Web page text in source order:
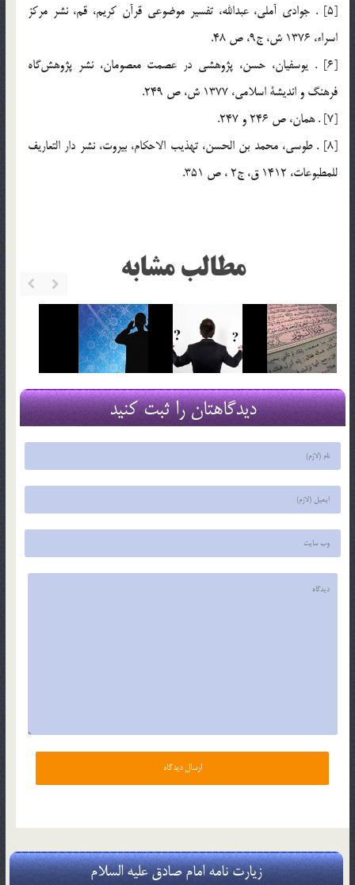
[5] . جوادي آملي، عبدالله، تفسير موضوعي قرآن كريم، قم، نشر مركز
اسراء، 1376 ش، ج9، ص 48.
[6] . يوسفيان، حسن، پژوهشي در عصمت معصومان، نشر پژوهش‌گاه
فرهنگ و انديشة اسلامي، 1377 ش، ص 249.
[7] . همان، ص 246 و 247.
[8] . طوسي، محمد بن الحسن، تهذيب الاحكام، بيروت، نشر دار التعاريف
للمطبوعات، 1412 ق، ج2 ، ص 351.
مطالب مشابه
دیدگاهتان را ثبت کنید
زیارت نامه امام صادق علیه السلام